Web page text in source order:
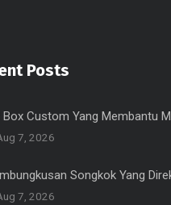
Posts
Box Custom Yang Membantu
7, 2026
Songkok Yang
7, 2026